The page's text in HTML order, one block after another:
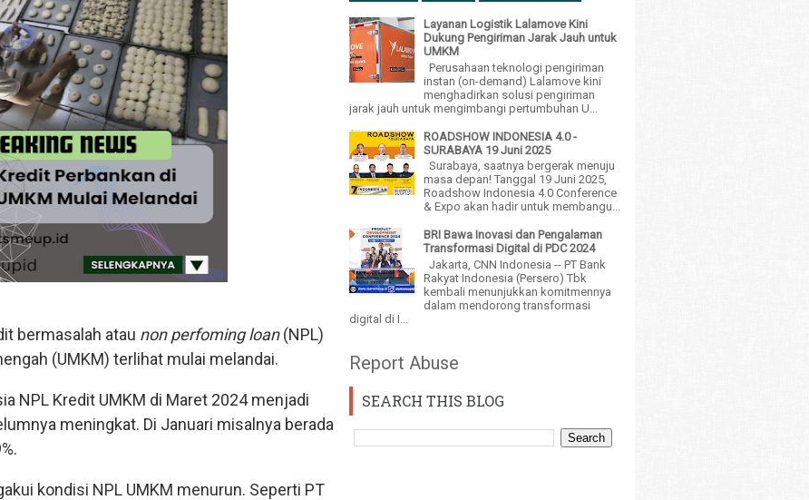
bermasalah atau non perfoming loan(NPL)
(UMKM) terlihat mulai melandai.
NPL Kredit UMKM di Maret 2024 menjadi
meningkat. Di Januari misalnya berada
kondisi NPL UMKM menurun. Seperti PT
Layanan Logistik Lalamove Kini
Dukung Pengiriman Jarak Jauh untuk
UMKM
Perusahaan teknologi pengiriman
instan (on-demand) Lalamove kini
menghadirkan solusi pengiriman
jarak jauh untuk mengimbangi pertumbuhan U...
ROADSHOW INDONESIA 4.0 -
SURABAYA 19 Juni 2025
Surabaya, saatnya bergerak menuju
masa depan! Tanggal 19 Juni 2025,
Roadshow Indonesia 4.0 Conference
& Expo akan hadir untuk membangu...
BRI Bawa Inovasi dan Pengalaman
Transformasi Digital di PDC 2024
Jakarta, CNN Indonesia -- PT Bank
Rakyat Indonesia (Persero) Tbk
kembali menunjukkan komitmennya
dalam mendorong transformasi
digital di I...
Report Abuse
SEARCH THIS BLOG